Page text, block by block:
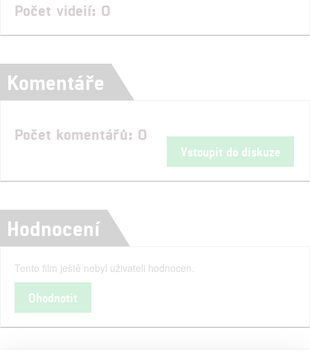
Počet videií: 0
Komentáře
Počet komentářů: 0
Vstoupit do diskuze
Hodnocení
Tento film ještě nebyl uživateli hodnocen.
Ohodnotit